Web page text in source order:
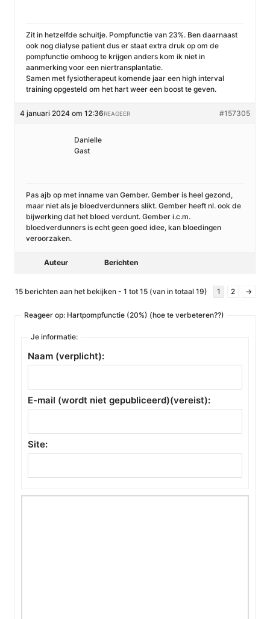
Zit in hetzelfde schuitje. Pompfunctie van 23%. Ben daarnaast
ook nog dialyse patient dus er staat extra druk op om de
pompfunctie omhoog te krijgen anders kom ik niet in
aanmerking voor een niertransplantatie.
Samen met fysiotherapeut komende jaar een high interval
training opgesteld om het hart weer een boost te geven.
4 januari 2024 om 12:36 #157305
REAGEER
Danielle
Gast
Pas ajb op met inname van Gember. Gember is heel gezond,
maar niet als je bloedverdunners slikt. Gember heeft nl. ook de
bijwerking dat het bloed verdunt. Gember i.c.m.
bloedverdunners is echt geen goed idee, kan bloedingen
veroorzaken.
Auteur Berichten
15 berichten aan het bekijken - 1 tot 15 (van in totaal 19) 1 2 →
Reageer op: Hartpompfunctie (20%) (hoe te verbeteren??)
Je informatie:
Naam (verplicht):
E-mail (wordt niet gepubliceerd)(vereist):
Site: